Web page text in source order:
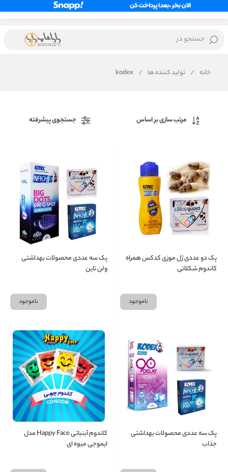
جستجو در
خانه / تولید کننده ها /
kodex
مرتب سازی بر اساس جستجوی پیشرفته
پک دو عددی ژل موزی کدکس همراه
کاندوم شکلاتی
ناموجود
پک سه عددی محصولات بهداشتی
ولن تاین
ناموجود
پک سه عددی محصولات بهداشتی
جذاب
کاندوم آبنباتی Happy Face مدل
ایموجی میوه ای